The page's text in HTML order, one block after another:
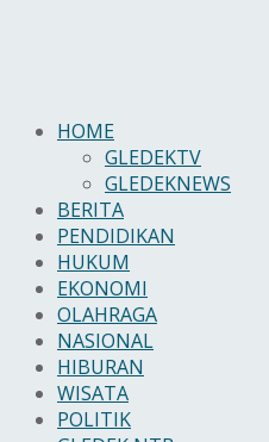
HOME
GLEDEKTV
GLEDEKNEWS
BERITA
PENDIDIKAN
HUKUM
EKONOMI
OLAHRAGA
NASIONAL
HIBURAN
WISATA
POLITIK